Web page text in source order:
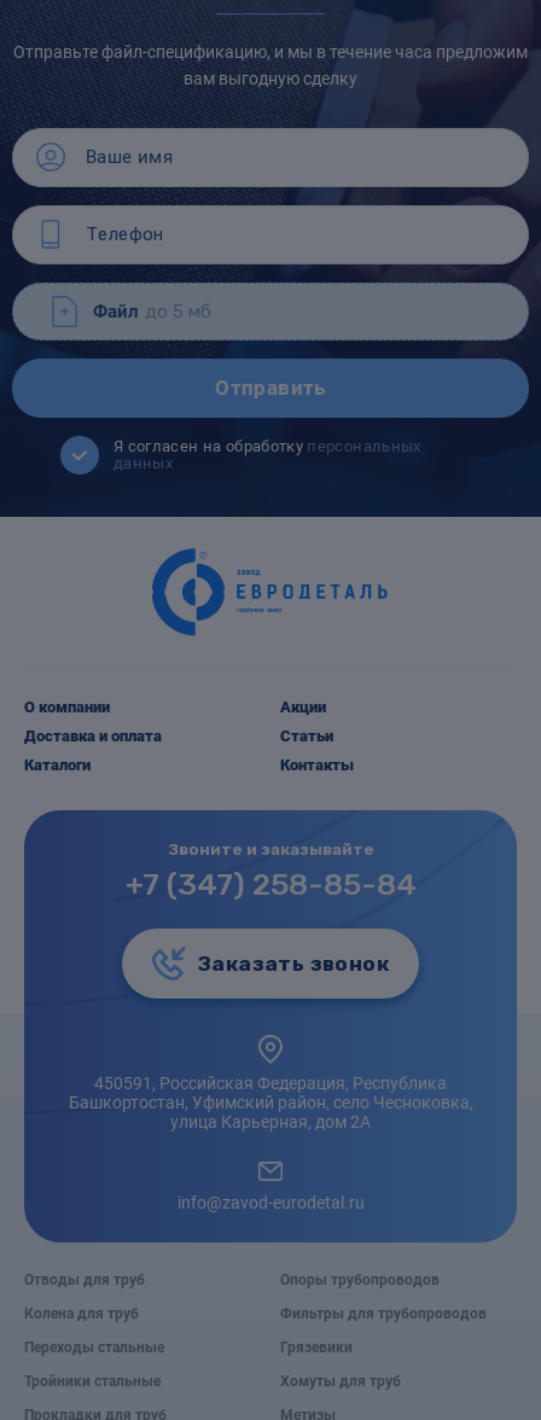
Отправьте файл-спецификацию, и мы в течение часа предложим
вам выгодную сделку
Файл до 5 мб
Отправить
Я согласен на обработку персональных
данных
О компании
Доставка и оплата
Каталоги
Акции
Статьи
Контакты
Звоните и заказывайте
+7 (347) 258-85-84
Заказать звонок
450591, Российская Федерация, Республика
Башкортостан, Уфимский район, село Чесноковка,
улица Карьерная, дом 2А
info@zavod-eurodetal.ru
Отводы для труб
Колена для труб
Переходы стальные
Тройники стальные
Прокладки для труб
Опоры трубопроводов
Фильтры для трубопроводов
Грязевики
Хомуты для труб
Метизы